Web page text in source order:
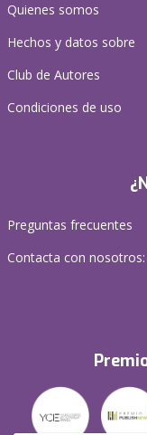
Quienes somos
Hechos y datos sobre
Club de Autores
Condiciones de uso
Preguntas frecuentes
Contacta con nosotros: